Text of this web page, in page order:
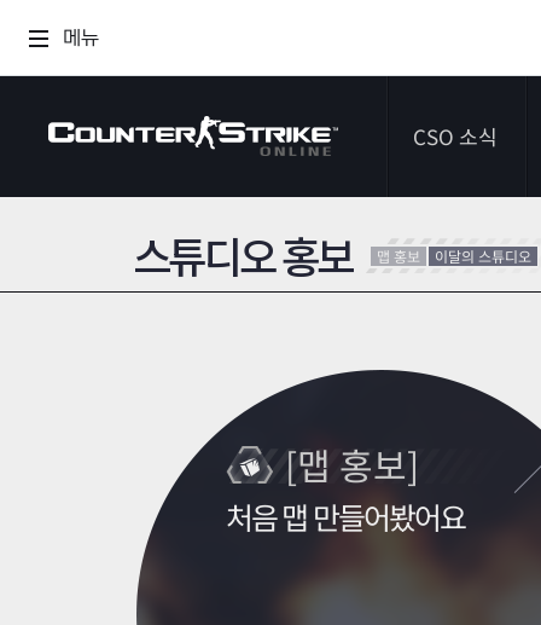
메뉴
CSO 소식
공지사항
스튜디오 홍보 맵 홍보 이달의 스튜디오
[맵 홍보]
처음 맵 만들어봤어요